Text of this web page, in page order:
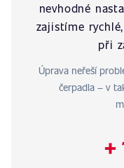
nevhodné
zajistíme
při
Úprava neřeší
čerpadla – v
+